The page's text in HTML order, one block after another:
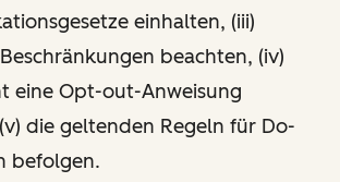
einhalten, (iii)
beachten, (iv)
eine Opt-out-Anweisung
die geltenden Regeln für Do-
befolgen.